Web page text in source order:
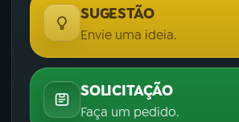
SUGESTÃO
Envie uma ideia.
SOLICITAÇÃO
Faça um pedido.